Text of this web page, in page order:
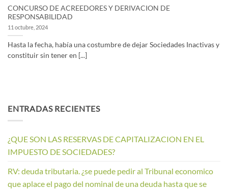
CONCURSO DE ACREEDORES Y DERIVACION DE
RESPONSABILIDAD
11 octubre, 2024
Hasta la fecha, había una costumbre de dejar Sociedades Inactivas y
constituir sin tener en [...]
ENTRADAS RECIENTES
¿QUE SON LAS RESERVAS DE CAPITALIZACION EN EL
IMPUESTO DE SOCIEDADES?
RV: deuda tributaria. ¿se puede pedir al Tribunal economico
que aplace el pago del nominal de una deuda hasta que se